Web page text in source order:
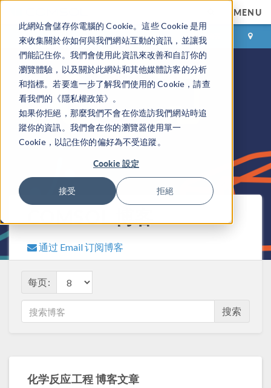
此網站會儲存你電腦的 Cookie。這些 Cookie 是用
來收集關於你如何與我們網站互動的資訊，並讓我
們能記住你。我們會使用此資訊來改善和自訂你的
瀏覽體驗，以及關於此網站和其他媒體訪客的分析
和指標。若要進一步了解我們使用的 Cookie，請查
看我們的《隱私權政策》。
如果你拒絕，那麼我們不會在你造訪我們網站時追
蹤你的資訊。我們會在你的瀏覽器使用單一
Cookie，以記住你的偏好為不受追蹤。
Cookie 設定
接受 拒絕
MENU
登录 咨询与购买
COMSOL 博客
通过 Email 订阅博客
每页:
搜索
化学反应工程 博客文章